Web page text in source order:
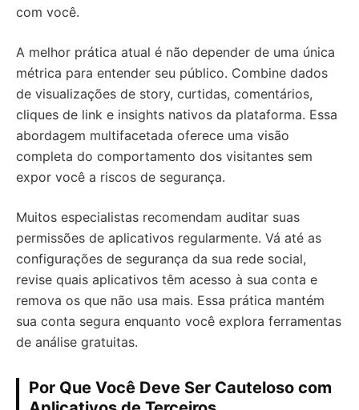
com você.
A melhor prática atual é não depender de uma única
métrica para entender seu público. Combine dados
de visualizações de story, curtidas, comentários,
cliques de link e insights nativos da plataforma. Essa
abordagem multifacetada oferece uma visão
completa do comportamento dos visitantes sem
expor você a riscos de segurança.
Muitos especialistas recomendam auditar suas
permissões de aplicativos regularmente. Vá até as
configurações de segurança da sua rede social,
revise quais aplicativos têm acesso à sua conta e
remova os que não usa mais. Essa prática mantém
sua conta segura enquanto você explora ferramentas
de análise gratuitas.
Por Que Você Deve Ser Cauteloso com